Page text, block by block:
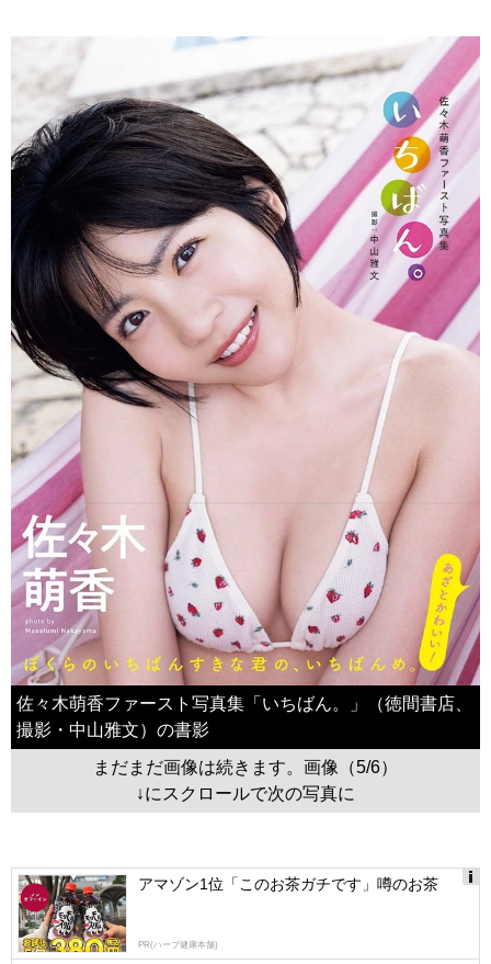
佐々木萌香ファースト写真集「いちばん。」（徳間書店、
撮影・中山雅文）の書影
まだまだ画像は続きます。画像（5/6）
↓にスクロールで次の写真に
logly
アマゾン1位「このお茶ガチです」噂のお茶
PR(ハーブ健康本舗)